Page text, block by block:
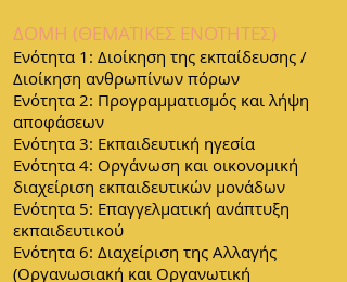
ΔΟΜΗ (ΘΕΜΑΤΙΚΕΣ ΕΝΟΤΗΤΕΣ)
Ενότητα 1: Διοίκηση της εκπαίδευσης /
Διοίκηση ανθρωπίνων πόρων
Ενότητα 2: Προγραμματισμός και λήψη
αποφάσεων
Ενότητα 3: Εκπαιδευτική ηγεσία
Ενότητα 4: Οργάνωση και οικονομική
διαχείριση εκπαιδευτικών μονάδων
Ενότητα 5: Επαγγελματική ανάπτυξη
εκπαιδευτικού
Ενότητα 6: Διαχείριση της Αλλαγής
(Οργανωσιακή και Οργανωτική